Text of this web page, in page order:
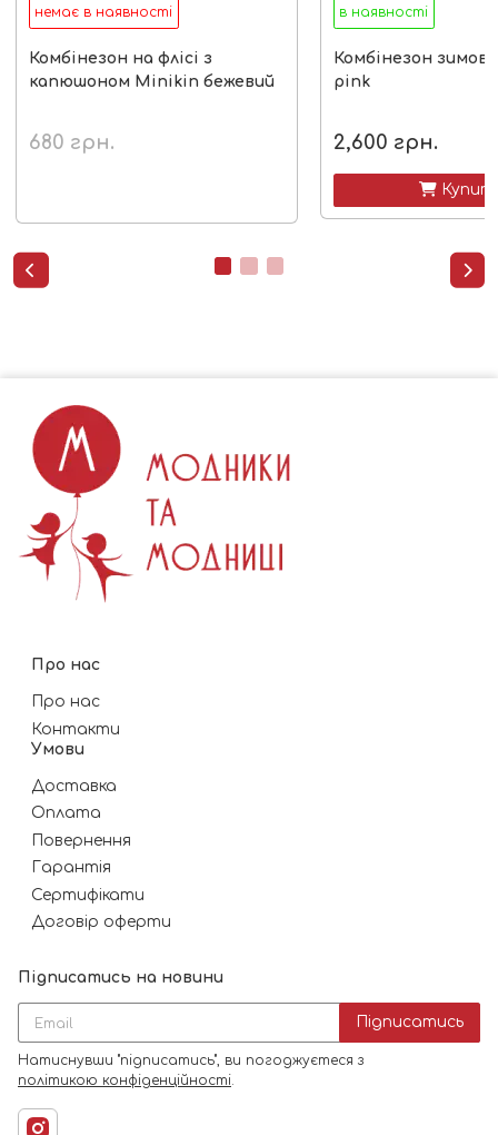
немає в наявності
Комбінезон на флісі з
капюшоном Minikin бежевий
680 грн.
в наявності
Комбінезон
pink
2,600 грн.

 
Про нас
Про нас
Контакти
Умови
Доставка
Оплата
Повернення
Гарантія
Сертифікати
Договір оферти
Підписатись на новини
Підписатись
Натиснувши "підписатись", ви погоджуєтеся з
політикою конфіденційності.